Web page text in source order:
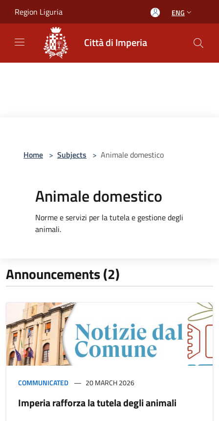
Region Liguria ENG
Città di Imperia
Home > Subjects > Animale domestico
Animale domestico
Norme e servizi per la tutela e gestione degli
animali.
Announcements (2)
COMMUNICATED 20 MARCH 2026
Imperia rafforza la tutela degli animali